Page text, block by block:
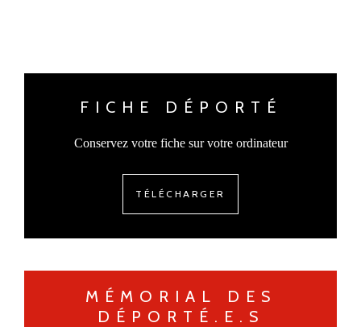
FICHE DÉPORTÉ
Conservez votre fiche sur votre ordinateur
TÉLÉCHARGER
MÉMORIAL DES
DÉPORTÉ.E.S